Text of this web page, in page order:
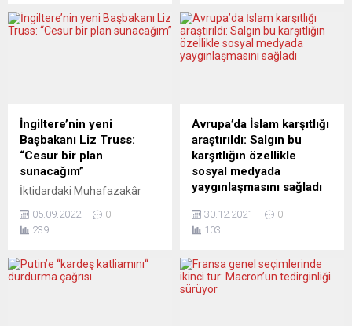
avroluk devasa bir silah
yardımı hazırladığını ortaya
sürüklüyor. Avrupa’da sosyal
demokrasinin barış ve emek
yüzü Oskar Lafontaine,
Avrupa’nın ABD’nin
çıkarlarına...
gerek ulusal gerekse
uluslararası arenada tepki
yarattı. Ağır eleştiriler
Kay-Achim Schönbach,
Rusya hakkındaki bir
konuşması nedeniyle
uluslararası ilişkileri sarsan
saptamalarda bulununca,
istifa etmek zorunda kaldı.
Schönbach’ın ani...
İngiltere’nin yeni
Başbakanı Liz Truss:
“Cesur bir plan
sunacağım”
İktidardaki Muhafazakâr
oturan Truss, İngiltere’nin
yeni başbakanı olmaya hak
iktidardaki Muhafazakâr
Parti liderliğine seçilen Liz
05.09.2022
0
239
Avrupa’da İslam karşıtlığı
araştırıldı: Salgın bu
karşıtlığın özellikle
sosyal medyada
yaygınlaşmasını sağladı
salgınının gölgesinde geçen
2020 yılında “İslamofobi”
karşıtlığı, birçok ülkede
kapanmaların etkisiyle
30.12.2021
0
103